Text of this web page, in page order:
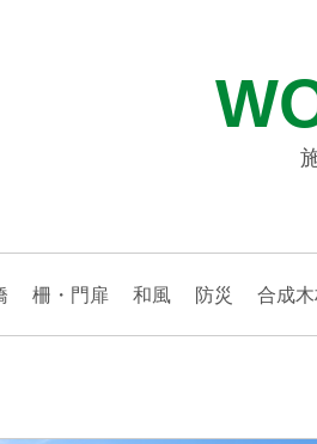
柵・門扉 和風 防災 合成